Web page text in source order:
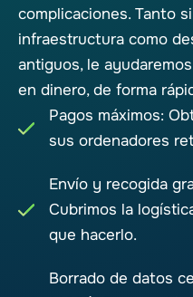
complicaciones. Tanto
infraestructura como
antiguos, le
en dinero, de forma
Pagos máximos:
sus ordenadores
Envío y recogida
Cubrimos la
que hacerlo.
Borrado de datos